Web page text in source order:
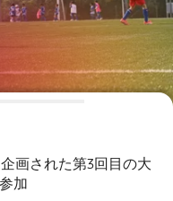
画された第3回目の大
加